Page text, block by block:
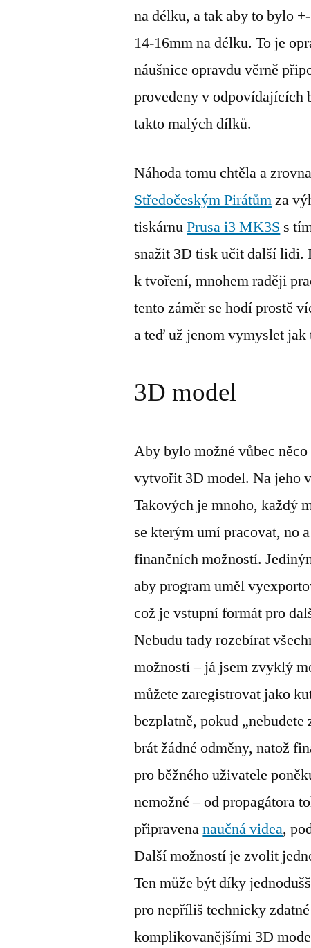
na délku, a tak aby to bylo
14-16mm na délku. To je
náušnice opravdu věrně
provedeny v odpovídajících
takto malých dílků.
Náhoda tomu chtěla a
Středočeským Pirátůmza
tiskárnuPrusa i3 MK3S s
snažit 3D tisk učit další lidi.
k tvoření, mnohem raději
tento záměr se hodí prostě
a teď už jenom vymyslet jak
3D model
Aby bylo možné vůbec
vytvořit 3D model. Na jeho
Takových je mnoho, každý
se kterým umí pracovat, no
finančních možností.
aby program uměl
což je vstupní formát pro
Nebudu tady rozebírat
možností – já jsem zvyklý
můžete zaregistrovat jako
bezplatně, pokud
brát žádné odměny, natož
pro běžného uživatele
nemožné – od propagátora
připravenanaučná videa,
Další možností je zvolit
Ten může být díky
pro nepříliš technicky
komplikovanějšími 3D